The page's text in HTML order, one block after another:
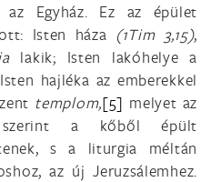
az Egyház. Ez az épület
Isten háza (1Tim 3,15),
lakik; Isten lakóhelye a
hajléka az emberekkel
templom,[5] melyet az
szerint a kőből épült
s a liturgia méltán
az új Jeruzsálemhez.